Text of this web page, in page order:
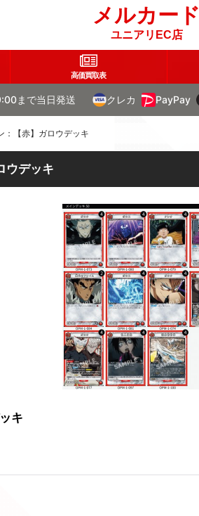
メルカード
ユニアリEC店
高価買取表
まで当日発送 クレカ PayPay
：【赤】ガロウデッキ
ウデッキ
キ